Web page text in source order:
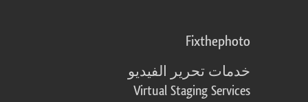
Fixthephoto
خدمات تحرير الفيديو
Virtual Staging Services